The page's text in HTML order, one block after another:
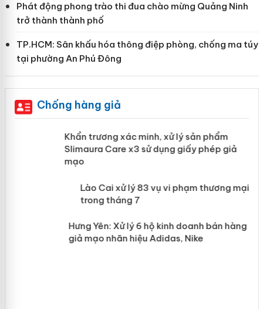
Phát động phong trào thi đua chào mừng Quảng Ninh
trở thành thành phố
TP.HCM: Sân khấu hóa thông điệp phòng, chống ma túy
tại phường An Phú Đông
Chống hàng giả
Khẩn trương xác minh, xử lý sản phẩm
Slimaura Care x3 sử dụng giấy phép giả
mạo
Lào Cai xử lý 83 vụ vi phạm thương
mại trong tháng 7